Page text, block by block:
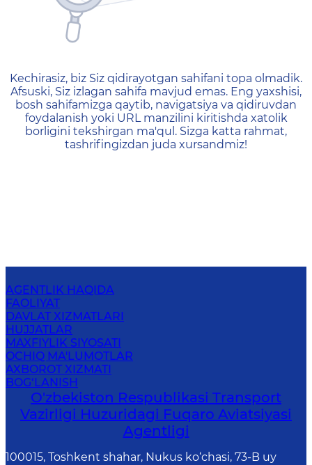
404 — Страница не
Kechirasiz, biz Siz qidirayotgan sahifani topa olmadik.
Afsuski, Siz izlagan sahifa mavjud emas. Eng yaxshisi,
bosh sahifamizga qaytib, navigatsiya va qidiruvdan
foydalanish yoki URL manzilini kiritishda xatolik
borligini tekshirgan ma'qul. Sizga katta rahmat,
tashrifingizdan juda xursandmiz!
AGENTLIK HAQIDA
FAOLIYAT
DAVLAT XIZMATLARI
HUJJATLAR
MAXFIYLIK SIYOSATI
OCHIQ MA'LUMOTLAR
AXBOROT XIZMATI
BOG‘LANISH
O'zbekiston Respublikasi Transport
Vazirligi Huzuridagi Fuqaro Aviatsiyasi
Agentligi
100015, Toshkent shahar, Nukus ko‘chasi, 73-B uу